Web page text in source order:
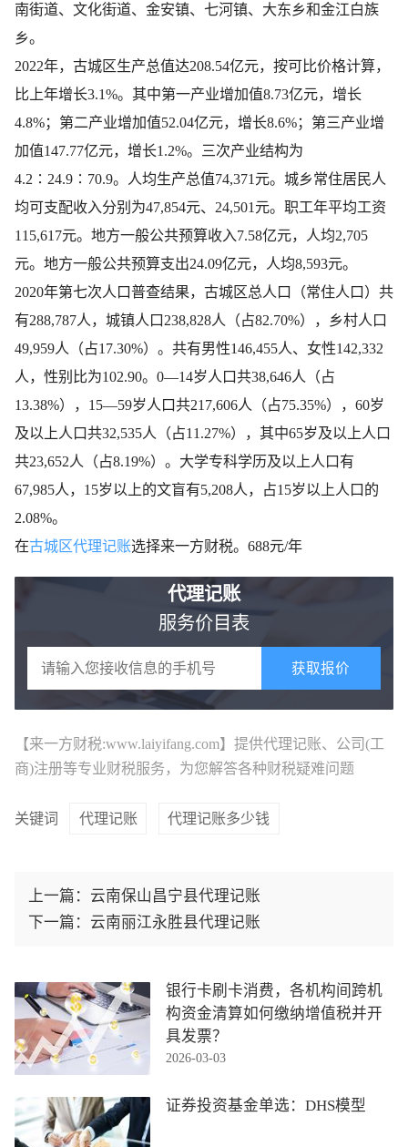
南街道、​文化街道、​金安镇、​七河镇、​大东乡和金江白族
乡。
2022年，古城区生产总值达208.54亿元，按可比价格计算，
比上年增长3.1%。其中第一产业增加值8.73亿元，增长
4.8%；第二产业增加值52.04亿元，增长8.6%；第三产业增
加值147.77亿元，增长1.2%。三次产业结构为
4.2∶24.9∶70.9。人均生产总值74,371元。城乡常住居民人
均可支配收入分别为47,854元、24,501元。职工年平均工资
115,617元。地方一般公共预算收入7.58亿元，人均2,705
元。地方一般公共预算支出24.09亿元，人均8,593元。
2020年第七次人口普查结果，古城区总人口（常住人口）共
有288,787人，城镇人口238,828人（占82.70%），乡村人口
49,959人（占17.30%）。共有男性146,455人、女性142,332
人，性别比为102.90。0—14岁人口共38,646人（占
13.38%），15—59岁人口共217,606人（占75.35%），60岁
及以上人口共32,535人（占11.27%），其中65岁及以上人口
共23,652人（占8.19%）。大学专科学历及以上人口有
67,985人，15岁以上的文盲有5,208人，占15岁以上人口的
2.08%。
在古城区代理记账选择来一方财税。688元/年
代理记账
服务价目表
获取报价
【来一方财税:www.laiyifang.com】提供代理记账、公司(工
商)注册等专业财税服务，为您解答各种财税疑难问题
关键词 代理记账 代理记账多少钱
上一篇： 云南保山昌宁县代理记账
下一篇： 云南丽江永胜县代理记账
银行卡刷卡消费，各机构间跨机
构资金清算如何缴纳增值税并开
具发票？
2026-03-03
证券投资基金单选：DHS模型